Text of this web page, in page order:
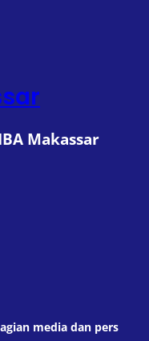
Makassar
media dan pers